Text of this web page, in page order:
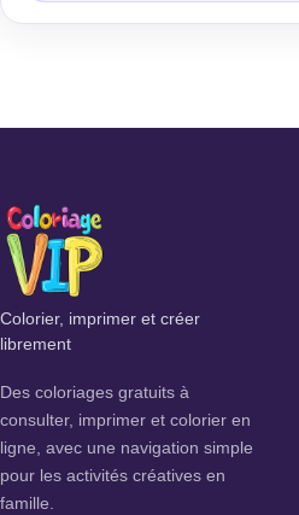
Colorier, imprimer et créer
librement
Des coloriages gratuits à
consulter, imprimer et colorier en
ligne, avec une navigation simple
pour les activités créatives en
famille.